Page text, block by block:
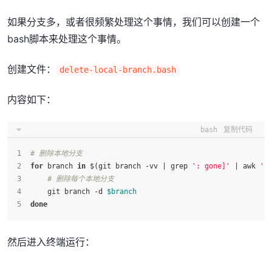
如果分支多，或者很频繁处理这个事情，我们可以创建一个
bash脚本来处理这个事情。
创建文件： delete-local-branch.bash
内容如下：
bash 复制代码
# 删除本地分支
for branch in $(git branch -vv | grep ': gone]' | awk
# 删除每个本地分支
    git branch -d
$branch
done
然后进入终端运行：